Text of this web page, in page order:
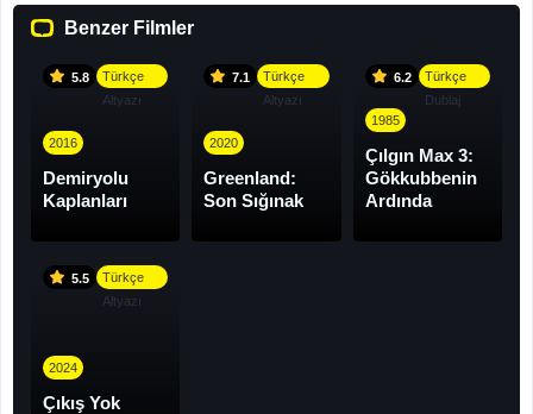
Benzer Filmler
5.8
Türkçe
Altyazı
2016
Demiryolu
Kaplanları
7.1
Türkçe
Altyazı
2020
Greenland:
Son Sığınak
6.2
Türkçe
Dublaj
1985
Çılgın Max 3:
Gökkubbenin
Ardında
5.5
Türkçe
Altyazı
2024
Çıkış Yok